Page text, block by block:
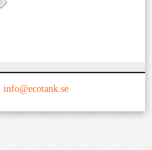
info@ecotank.se